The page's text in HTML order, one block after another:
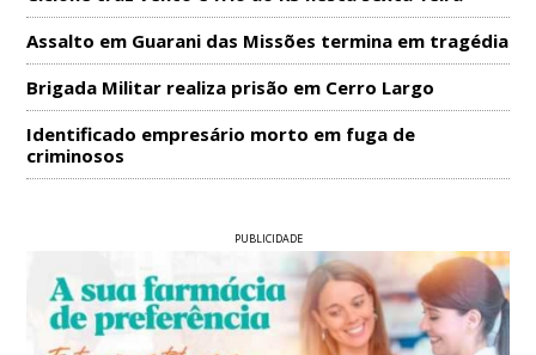
Assalto em Guarani das Missões termina em tragédia
Brigada Militar realiza prisão em Cerro Largo
Identificado empresário morto em fuga de
criminosos
PUBLICIDADE